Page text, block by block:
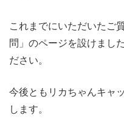
これまでにいただいたご
問」のページを設けまし
ださい。
今後ともリカちゃんキャ
します。